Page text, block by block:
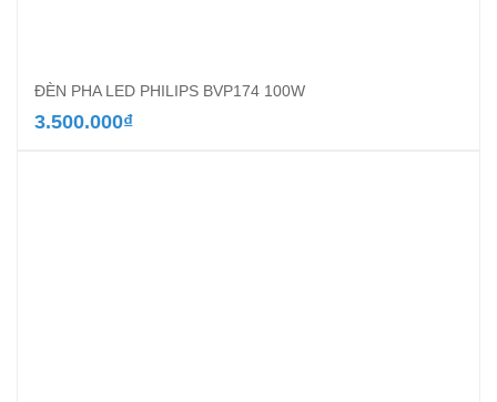
ĐÈN PHA LED PHILIPS BVP174 100W
3.500.000₫